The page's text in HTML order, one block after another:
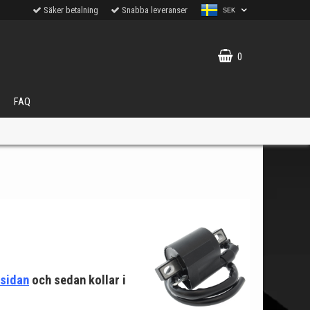
Säker betalning Snabba leveranser SEK
0
FAQ
och sedan kollar i